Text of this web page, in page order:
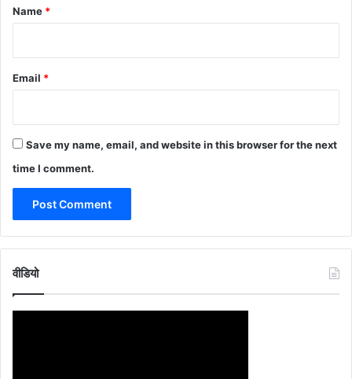
*
Name *
Email *
Save my name, email, and website in this browser for the next
time I comment.
वीडियो